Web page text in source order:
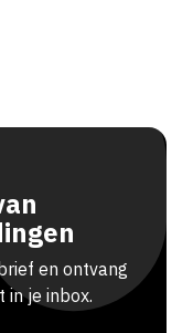
en ontvang
in je inbox.